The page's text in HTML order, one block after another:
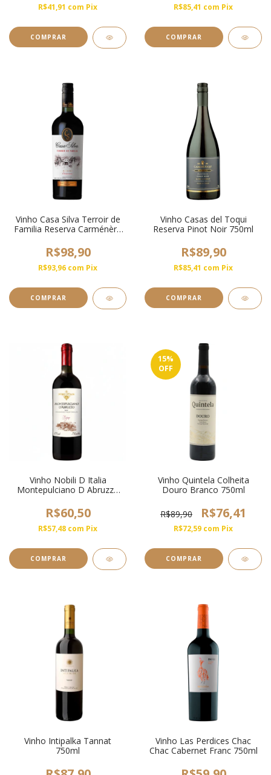
R$41,91 com Pix R$85,41 com Pix
Vinho Casa Silva Terroir de
Familia Reserva Carménère
R$98,90
R$93,96 com Pix
Vinho Casas del Toqui
Reserva Pinot Noir 750ml
R$89,90
R$85,41 com Pix
Vinho Nobili D Italia
Montepulciano D Abruzzo
R$60,50
R$57,48 com Pix
15%
OFF
Vinho Quintela Colheita
Douro Branco 750ml
R$89,90 R$76,41
R$72,59 com Pix
Vinho Intipalka Tannat
750ml
Vinho Las Perdices Chac
Chac Cabernet Franc 750ml